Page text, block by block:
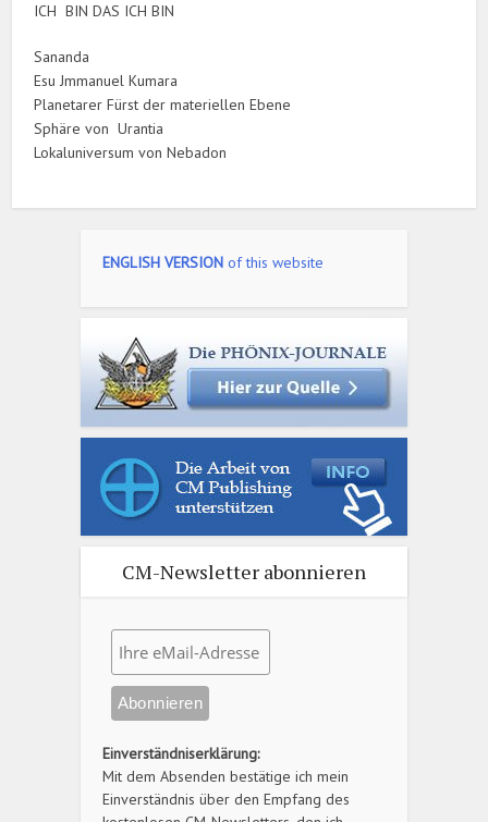
ICH BIN DAS ICH BIN
Sananda
Esu Jmmanuel Kumara
Planetarer Fürst der materiellen Ebene
Sphäre von Urantia
Lokaluniversum von Nebadon
ENGLISH VERSION of this website
CM-Newsletter abonnieren
Einverständniserklärung:
Mit dem Absenden bestätige ich mein
Einverständnis über den Empfang des